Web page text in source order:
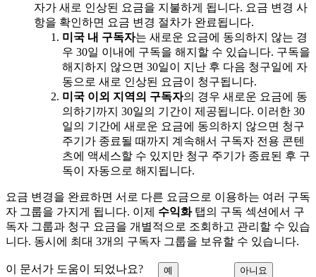
자가 새로 인상된 요금을 지불하게 됩니다. 요금 변경 사
항을 확인하면 요금 변경 절차가 완료됩니다.
미국 내 구독자는 새로운 요금에 동의하지 않는 경
우 30일 이내에 구독을 해지할 수 있습니다. 구독을
해지하지 않으면 30일이 지난 후 다음 청구일에 자
동으로 새로 인상된 요금이 청구됩니다.
미국 이외 지역의 구독자의 경우 새로운 요금에 동
의하기까지 30일의 기간이 제공됩니다. 이러한 30
일의 기간에 새로운 요금에 동의하지 않으면 청구
주기가 종료될 때까지 계속해서 구독자 전용 콘텐
츠에 액세스할 수 있지만 청구 주기가 종료된 후 구
독이 자동으로 해지됩니다.
요금 변경을 완료하면 서로 다른 요금으로 이용하는 여러 구독
자 그룹을 가지게 됩니다. 이제 수익화탭의 구독 섹션에서 구
독자 그룹과 청구 요금을 개별적으로 조회하고 관리할 수 있습
니다. 동시에 최대 3개의 구독자 그룹을 보유할 수 있습니다.
이 문서가 도움이 되었나요? 예 아니요